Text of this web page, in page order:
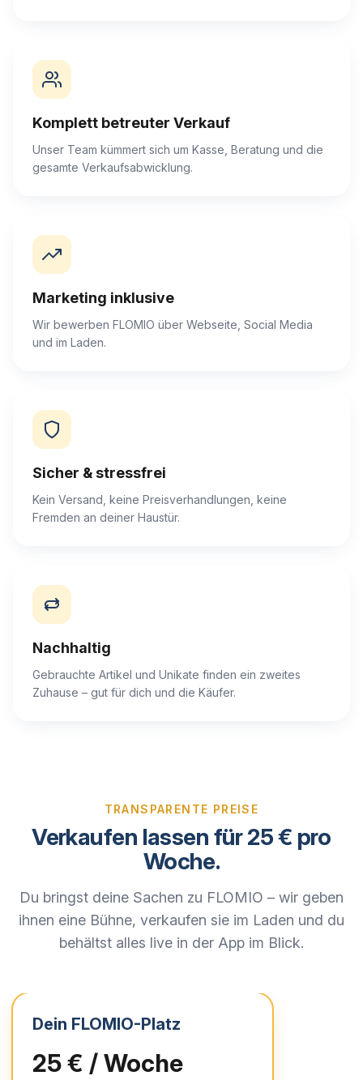
Komplett betreuter Verkauf
Unser Team kümmert sich um Kasse, Beratung und die
gesamte Verkaufsabwicklung.
Marketing inklusive
Wir bewerben FLOMIO über Webseite, Social Media
und im Laden.
Sicher & stressfrei
Kein Versand, keine Preisverhandlungen, keine
Fremden an deiner Haustür.
Nachhaltig
Gebrauchte Artikel und Unikate finden ein zweites
Zuhause – gut für dich und die Käufer.
TRANSPARENTE PREISE
Verkaufen lassen für 25 € pro
Woche.
Du bringst deine Sachen zu FLOMIO – wir geben
ihnen eine Bühne, verkaufen sie im Laden und du
behältst alles live in der App im Blick.
Dein FLOMIO-Platz
25 € / Woche